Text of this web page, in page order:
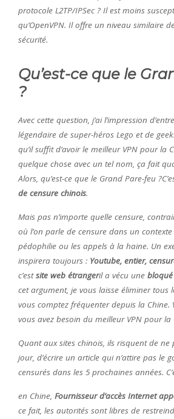
protocole L2TP/IPSec ? Il est moins
qu’OpenVPN. Il offre un niveau similaire
sécurité.
Qu’est-ce que le
?
Avec cette question, j’ai l’impression
légendaire de super-héros Lego et de
qu’il suffit d’avoir le meilleur VPN pour la
quelque chose avec un tel nom, ça fait
Alors, qu’est-ce que le Grand Pare-feu
de censure chinois.
Mais pas n’importe quelle censure,
où l’on parle de censure dans un
pédophilie ou les appels à la haine. Un
inspirera toujours : Youtube, entier,
c’estsite web étrangeril a vécu une
cet argument, je vous laisse éliminer tous
vous comptez fréquenter depuis la Chine.
vous avez besoin du meilleur VPN pour la
Quant aux sites chinois, ils risquent de ne
jour, d’écrire un article qui n’attire pas le
censurés dans les 5 prochaines années.
en Chine, Fournisseur d’accès Internet
ce fait, les autorités sont libres de